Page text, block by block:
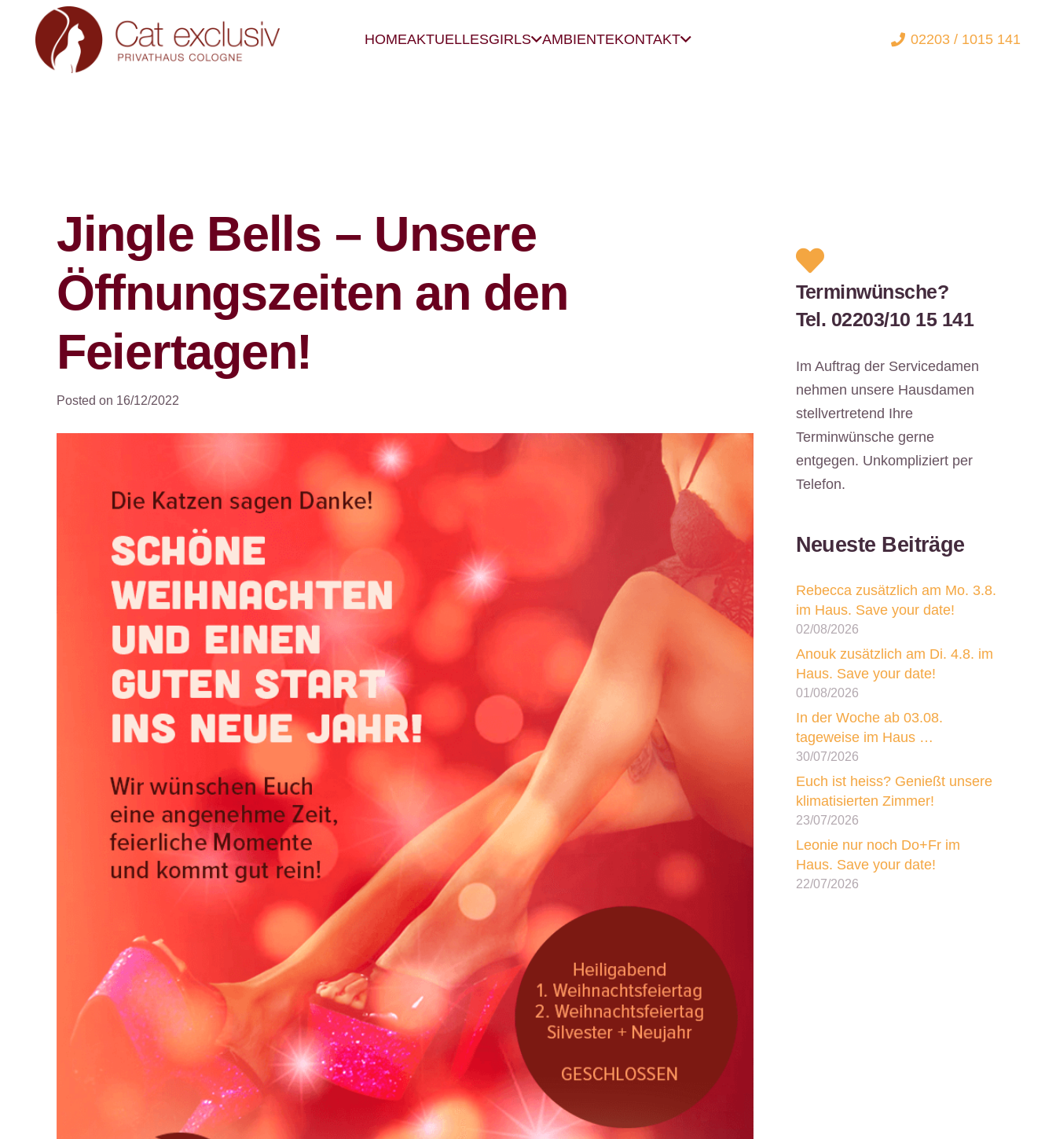
HOMEAKTUELLESGIRLS AMBIENTEKONTAKT 02203 / 1015 141
Jingle Bells – Unsere
Öffnungszeiten an den
Feiertagen!
Posted on 16/12/2022
Terminwünsche?
Tel. 02203/10 15 141
Im Auftrag der Servicedamen
nehmen unsere Hausdamen
stellvertretend Ihre
Terminwünsche gerne
entgegen. Unkompliziert per
Telefon.
Neueste Beiträge
Rebecca zusätzlich am Mo. 3.8.
im Haus. Save your date!
02/08/2026
Anouk zusätzlich am Di. 4.8. im
Haus. Save your date!
01/08/2026
In der Woche ab 03.08.
tageweise im Haus …
30/07/2026
Euch ist heiss? Genießt unsere
klimatisierten Zimmer!
23/07/2026
Leonie nur noch Do+Fr im
Haus. Save your date!
22/07/2026